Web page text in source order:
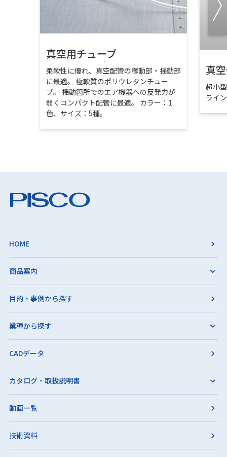
真空用チューブ
柔軟性に優れ、真空配管の稼動部・揺動部
に最適。 極軟質のポリウレタンチュー
ブ。 揺動箇所でのエア機器への反発力が
弱くコンパクト配管に最適。 カラー：1
色、サイズ：5種。
真
超小
ライ
HOME
商品案内
目的・事例から探す
業種から探す
CADデータ
カタログ・取扱説明書
動画一覧
技術資料